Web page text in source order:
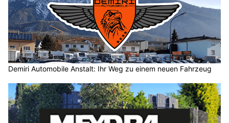
Demiri Automobile Anstalt: Ihr Weg zu einem neuen Fahrzeug